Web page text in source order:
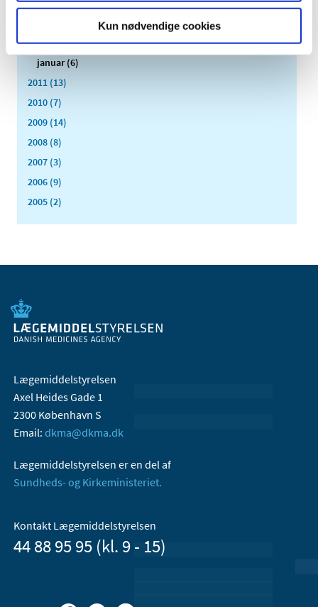
Kun nødvendige cookies
april (3)
februar (3)
januar (6)
2011 (13)
2010 (7)
2009 (14)
2008 (8)
2007 (3)
2006 (9)
2005 (2)
Lægemiddelstyrelsen
Axel Heides Gade 1
2300 København S
Email: dkma@dkma.dk
Lægemiddelstyrelsen er en del af
Sundheds- og Kirkeministeriet.
Kontakt Lægemiddelstyrelsen
44 88 95 95 (kl. 9 - 15)